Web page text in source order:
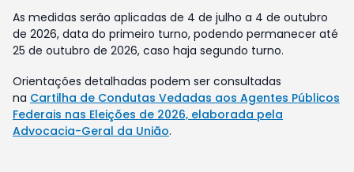
As medidas serão aplicadas de 4 de julho a 4 de outubro
de 2026, data do primeiro turno, podendo permanecer até
25 de outubro de 2026, caso haja segundo turno.
Orientações detalhadas podem ser consultadas
na Cartilha de Condutas Vedadas aos Agentes Públicos
Federais nas Eleições de 2026, elaborada pela
Advocacia-Geral da União.